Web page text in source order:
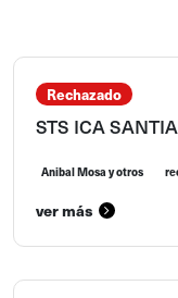
Rechazado
STS ICA
Anibal Mosa y otros
ver más